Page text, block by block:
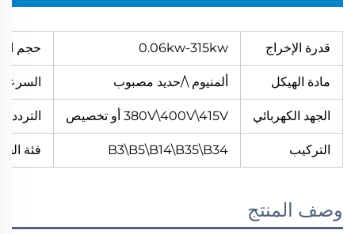
قدرة الإخراج 0.06kw-315kw حجم
مادة الهيكل ألمنيوم \/حديد مصبوب السرعة
الجهد الكهربائي 380V\400V\415V أو تخصيص التردد
التركيب B3\B5\B14\B35\B34 فئة
وصف المنتج